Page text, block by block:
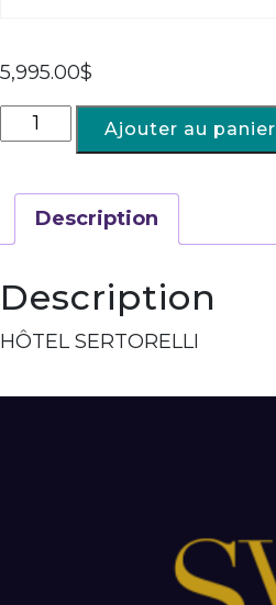
5,995.00$
Ajouter au panier
Description
Description
HÔTEL SERTORELLI